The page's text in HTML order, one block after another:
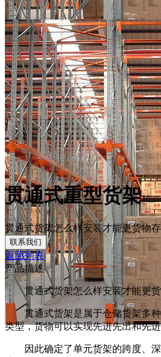
贯通式重型货架
贯通式货架怎么样安装才能更货物
联系我们
返回列表
产品描述
贯通式货架怎么样安装才能更
贯通式货架是属于仓储货架多
类型，货物可以实现先进先出和先
因此确定了单元货架的跨度、